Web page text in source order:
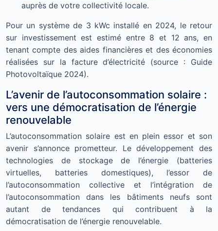
auprès de votre collectivité locale.
Pour un système de 3 kWc installé en 2024, le retour
sur investissement est estimé entre 8 et 12 ans, en
tenant compte des aides financières et des économies
réalisées sur la facture d’électricité (source : Guide
Photovoltaïque 2024).
L’avenir de l’autoconsommation solaire :
vers une démocratisation de l’énergie
renouvelable
L’autoconsommation solaire est en plein essor et son
avenir s’annonce prometteur. Le développement des
technologies de stockage de l’énergie (batteries
virtuelles, batteries domestiques), l’essor de
l’autoconsommation collective et l’intégration de
l’autoconsommation dans les bâtiments neufs sont
autant de tendances qui contribuent à la
démocratisation de l’énergie renouvelable.